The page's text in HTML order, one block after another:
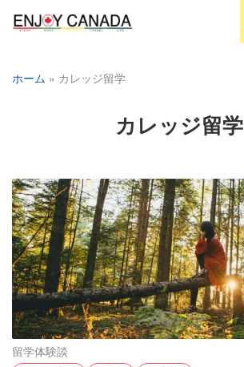
ホーム » カレッジ留学
カレッジ留学
留学体験談